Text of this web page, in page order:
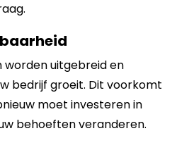
worden uitgebreid en
bedrijf groeit. Dit voorkomt
moet investeren in
behoeften veranderen.